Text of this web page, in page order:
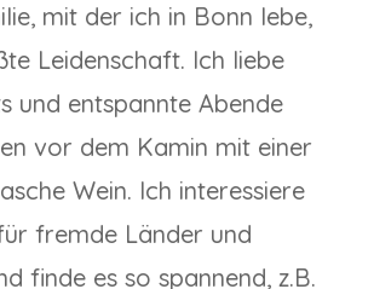
mit der ich in Bonn lebe,
Leidenschaft. Ich liebe
und entspannte Abende
vor dem Kamin mit einer
Wein. Ich interessiere
fremde Länder und
finde es so spannend, z.B.